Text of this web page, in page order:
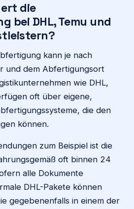
die
bei DHL, Temu und
kann je nach
und dem Abfertigungsort
wie DHL,
oft über eigene,
die den
können.
zum Beispiel ist die
oft binnen 24
alle Dokumente
DHL-Pakete können
gegebenenfalls in einem der